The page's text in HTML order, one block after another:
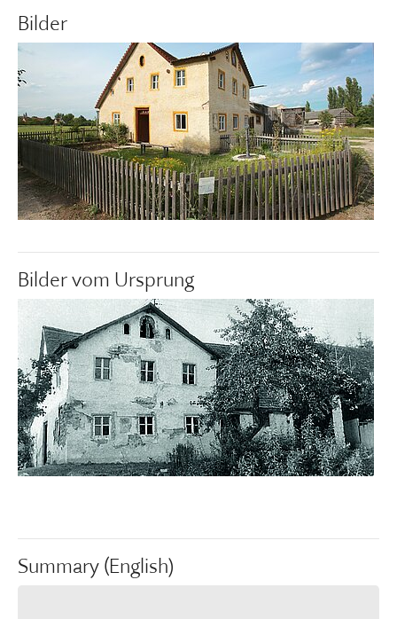
Bilder
Bilder vom Ursprung
Summary (English)